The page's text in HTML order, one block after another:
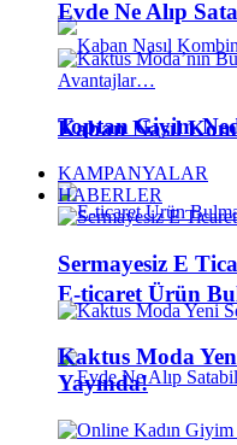
Kaban Nasıl
E-ticaret Ürün
Evde Ne Alıp
Toptan Giyim
KAMPANYALAR
HABERLER
Sermayesiz E
Kaktus Moda
Yayında!